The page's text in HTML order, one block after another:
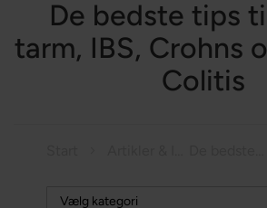
De bedste tips
tarm, IBS, Crohns
Colitis